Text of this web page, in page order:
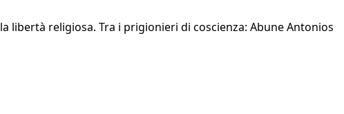
libertà religiosa. Tra i prigionieri di coscienza: Abune Antonios